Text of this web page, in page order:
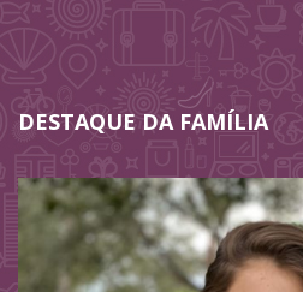
DESTAQUE DA FAMÍLIA